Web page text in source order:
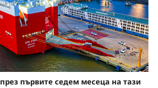
първите седем месеца на тази